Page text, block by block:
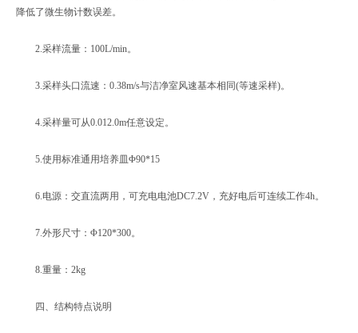
降低了微生物计数误差。
2.采样流量：100L/min。
3.采样头口流速：0.38m/s与洁净室风速基本相同(等速采样)。
4.采样量可从0.012.0m任意设定。
5.使用标准通用培养皿Φ90*15
6.电源：交直流两用，可充电电池DC7.2V，充好电后可连续工作4h。
7.外形尺寸：Φ120*300。
8.重量：2kg
四、结构特点说明